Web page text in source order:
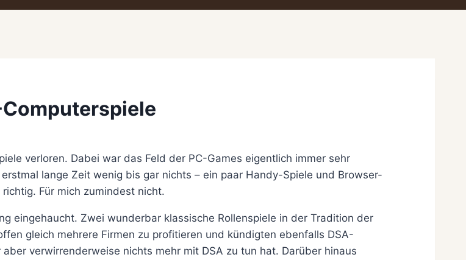
verloren. Dabei war das Feld der PC-Games eigentlich immer sehr
lange Zeit wenig bis gar nichts – ein paar Handy-Spiele und Browser-
Für mich zumindest nicht.
eingehaucht. Zwei wunderbar klassische Rollenspiele in der Tradition der
gleich mehrere Firmen zu profitieren und kündigten ebenfalls DSA-
verwirrenderweise nichts mehr mit DSA zu tun hat. Darüber hinaus